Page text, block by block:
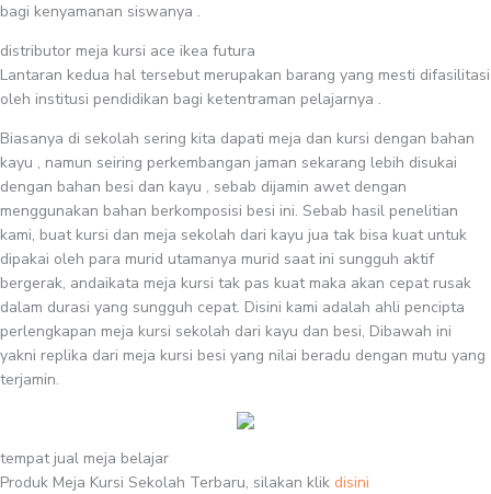
bagi kenyamanan siswanya .
distributor meja kursi ace ikea futura
Lantaran kedua hal tersebut merupakan barang yang mesti difasilitasi
oleh institusi pendidikan bagi ketentraman pelajarnya .
Biasanya di sekolah sering kita dapati meja dan kursi dengan bahan
kayu , namun seiring perkembangan jaman sekarang lebih disukai
dengan bahan besi dan kayu , sebab dijamin awet dengan
menggunakan bahan berkomposisi besi ini. Sebab hasil penelitian
kami, buat kursi dan meja sekolah dari kayu jua tak bisa kuat untuk
dipakai oleh para murid utamanya murid saat ini sungguh aktif
bergerak, andaikata meja kursi tak pas kuat maka akan cepat rusak
dalam durasi yang sungguh cepat. Disini kami adalah ahli pencipta
perlengkapan meja kursi sekolah dari kayu dan besi, Dibawah ini
yakni replika dari meja kursi besi yang nilai beradu dengan mutu yang
terjamin.
tempat jual meja belajar
Produk Meja Kursi Sekolah Terbaru, silakan klik disini